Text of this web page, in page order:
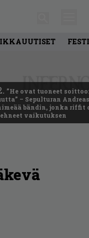
”He ovat tuoneet
– Sepulturan
bändin, jonka riffit
vaikutuksen